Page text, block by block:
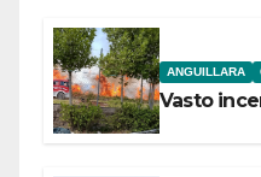
ANGUILLARA
Vasto